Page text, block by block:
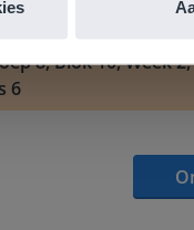
8, Blok 10, Week 2,
6